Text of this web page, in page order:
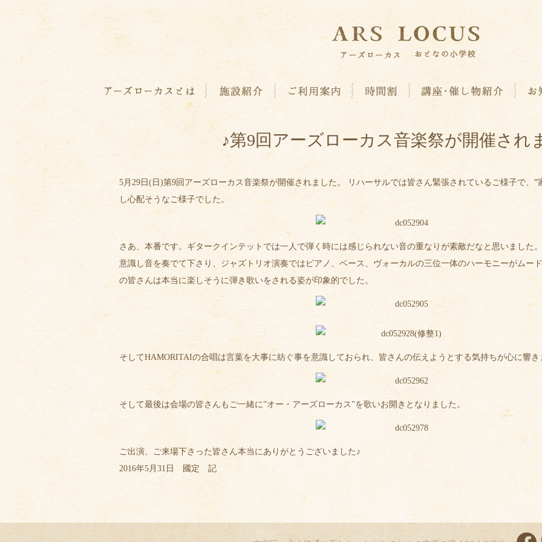
♪第9回アーズローカス音楽祭が開催され
5月29日(日)第9回アーズローカス音楽祭が開催されました。 リハーサルでは皆さん緊張されているご様子で、
し心配そうなご様子でした。
さあ、本番です。ギタークインテットでは一人で弾く時には感じられない音の重なりが素敵だなと思いました
意識し音を奏でて下さり、ジャズトリオ演奏ではピアノ、ベース、ヴォーカルの三位一体のハーモニーがムー
の皆さんは本当に楽しそうに弾き歌いをされる姿が印象的でした。
そしてHAMORITAIの合唱は言葉を大事に紡ぐ事を意識しておられ、皆さんの伝えようとする気持ちが心に響き
そして最後は会場の皆さんもご一緒に”オー・アーズローカス”を歌いお開きとなりました。
ご出演、ご来場下さった皆さん本当にありがとうございました♪
2016年5月31日 國定 記